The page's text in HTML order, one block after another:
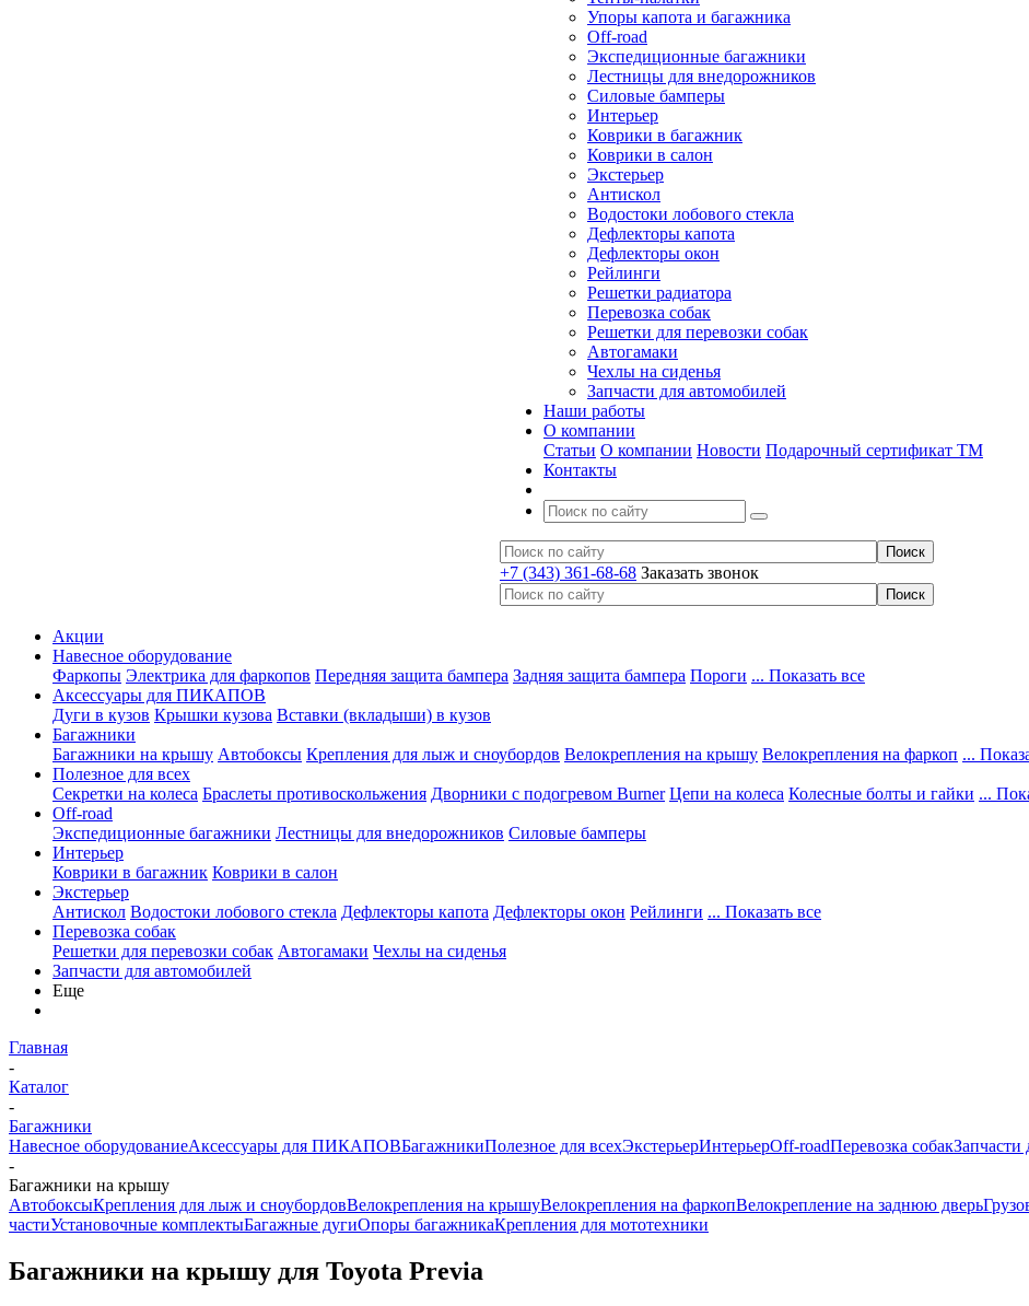
Упоры капота и багажника
Off-road
Экспедиционные багажники
Лестницы для внедорожников
Силовые бамперы
Интерьер
Коврики в багажник
Коврики в салон
Экстерьер
Антискол
Водостоки лобового стекла
Дефлекторы капота
Дефлекторы окон
Рейлинги
Решетки радиатора
Перевозка собак
Решетки для перевозки собак
Автогамаки
Чехлы на сиденья
Запчасти для автомобилей
Наши работы
О компании
Статьи О компании Новости Подарочный сертификат ТМ
Контакты
+7 (343) 361-68-68 Заказать звонок
Акции
Навесное оборудование
Фаркопы Электрика для фаркопов Передняя защита бампера Задняя защита бампера Пороги ... Показать все
Аксессуары для ПИКАПОВ
Дуги в кузов Крышки кузова Вставки (вкладыши) в кузов
Багажники
Багажники на крышу Автобоксы Крепления для лыж и сноубордов Велокрепления на крышу Велокрепления на фаркоп ...
Полезное для всех
Секретки на колеса Браслеты противоскольжения Дворники с подогревом Burner Цепи на колеса Колесные болты и гайки ...
Off-road
Экспедиционные багажники Лестницы для внедорожников Силовые бамперы
Интерьер
Коврики в багажник Коврики в салон
Экстерьер
Антискол Водостоки лобового стекла Дефлекторы капота Дефлекторы окон Рейлинги ... Показать все
Перевозка собак
Решетки для перевозки собак Автогамаки Чехлы на сиденья
Запчасти для автомобилей
Еще
Главная
-
Каталог
-
Багажники
Навесное оборудованиеАксессуары для ПИКАПОВБагажникиПолезное для всехЭкстерьерИнтерьерOff-roadПеревозка собакЗапчасти
-
Багажники на крышу
АвтобоксыКрепления для лыж и сноубордовВелокрепления на крышуВелокрепления на фаркопВелокрепление на заднюю дверь
частиУстановочные комплектыБагажные дугиОпоры багажникаКрепления для мототехники
Багажники на крышу для Toyota Previa